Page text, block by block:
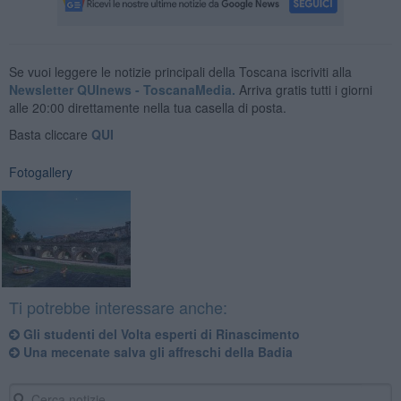
Se vuoi leggere le notizie principali della Toscana iscriviti alla
Newsletter QUInews - ToscanaMedia. Arriva gratis tutti i giorni
alle 20:00 direttamente nella tua casella di posta.
Basta cliccare QUI
Fotogallery
Ti potrebbe interessare anche:
Gli studenti del Volta esperti di Rinascimento
Una mecenate salva gli affreschi della Badia